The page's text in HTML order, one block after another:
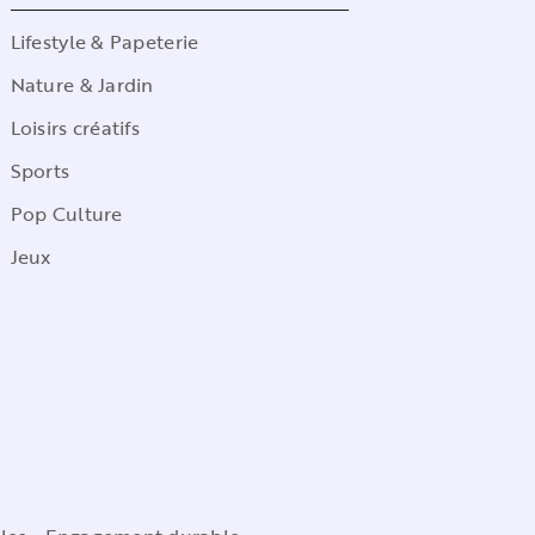
Lifestyle & Papeterie
Nature & Jardin
Loisirs créatifs
Sports
Pop Culture
Jeux